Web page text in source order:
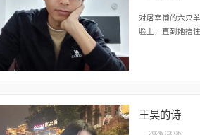
对屠宰铺的六只羊的正面观察 甫跃成 笑 经过这个路口时，她
脸上，直到她捂
王昊的诗